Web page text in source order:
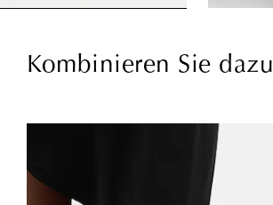
Kombinieren Sie dazu